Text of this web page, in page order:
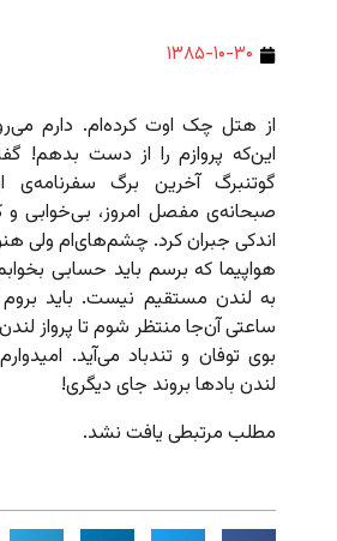
۱۳۸۵-۱۰-۳۰
از هتل چک اوت کرده‌ام. دارم
این‌که پروازم را از دست بدهم!
گوتنبرگ آخرین برگ سفرنامه‌ی
صبحانه‌ی مفصل امروز، بی‌خوابی
اندکی جبران کرد. چشم‌های‌ام ولی
هواپیما که برسم باید حسابی
به لندن مستقیم نیست. باید
ساعتی آن‌جا منتظر شوم تا پرواز
بوی توفان و تندباد می‌آید.
لندن بادها بروند جای دیگری!
مطلب مرتبطی یافت نشد.